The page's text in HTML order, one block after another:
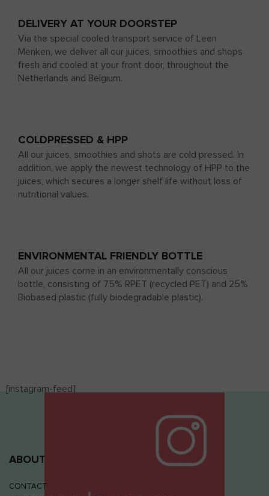
DELIVERY AT YOUR DOORSTEP
Via the special cooled transport service of Leen
Menken, we deliver all our juices, smoothies and shops
fresh and cooled at your front door, throughout the
Netherlands and Belgium.
COLDPRESSED & HPP
All our juices, smoothies and shots are cold pressed. In
addition, we apply the newest technology of HPP to the
juices, which secures a longer shelf life without loss of
nutritional values.
ENVIRONMENTAL FRIENDLY BOTTLE
All our juices come in an environmentally conscious
bottle, consisting of 75% RPET (recycled PET) and 25%
Biobased plastic (fully biodegradable plastic).
[instagram-feed]
ABOUT JUIZS
CONTACT